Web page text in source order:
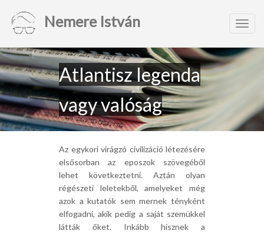
Nemere István
Atlantisz legenda
vagy valóság
Az egykori virágzó civilizáció létezésére
elsősorban az eposzok szövegéből
lehet következtetni. Aztán olyan
régészeti leletekből, amelyeket még
azok a kutatók sem mernek tényként
elfogadni, akik pedig a saját szemükkel
látták őket. Inkább hisznek a